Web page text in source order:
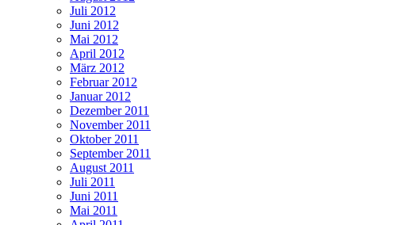
Juli 2012
Juni 2012
Mai 2012
April 2012
März 2012
Februar 2012
Januar 2012
Dezember 2011
November 2011
Oktober 2011
September 2011
August 2011
Juli 2011
Juni 2011
Mai 2011